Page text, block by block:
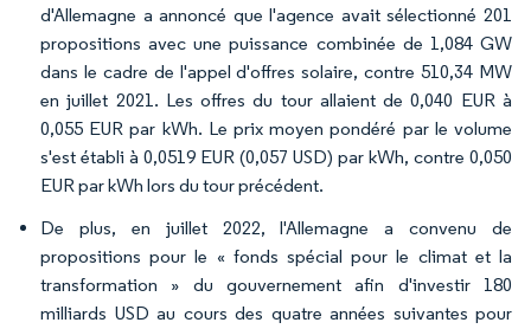
d'Allemagne a annoncé que l'agence avait sélectionné 201
propositions avec une puissance combinée de 1,084 GW
dans le cadre de l'appel d'offres solaire, contre 510,34 MW
en juillet 2021. Les offres du tour allaient de 0,040 EUR à
0,055 EUR par kWh. Le prix moyen pondéré par le volume
s'est établi à 0,0519 EUR (0,057 USD) par kWh, contre 0,050
EUR par kWh lors du tour précédent.
De plus, en juillet 2022, l'Allemagne a convenu de
propositions pour le « fonds spécial pour le climat et la
transformation » du gouvernement afin d'investir 180
milliards USD au cours des quatre années suivantes pour